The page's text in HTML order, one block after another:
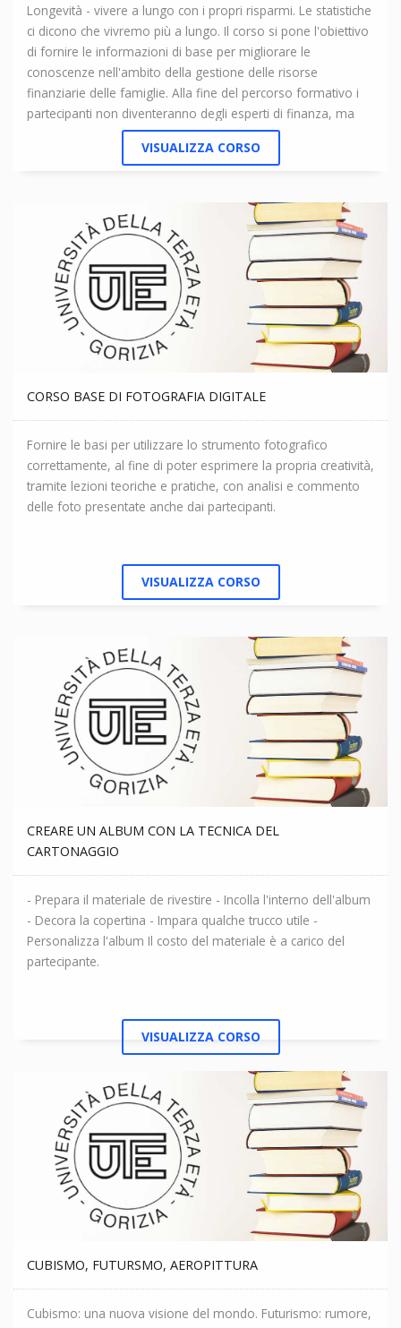
Longevità - vivere a lungo con i propri risparmi. Le statistiche
ci dicono che vivremo più a lungo. Il corso si pone l'obiettivo
di fornire le informazioni di base per migliorare le
conoscenze nell'ambito della gestione delle risorse
finanziarie delle famiglie. Alla fine del percorso formativo i
partecipanti non diventeranno degli esperti di finanza, ma
acquisiranno delle informazioni di immediato utilizzo pratico,
utili per tutelare i propri risparmi.
VISUALIZZA CORSO
CORSO BASE DI FOTOGRAFIA DIGITALE
Fornire le basi per utilizzare lo strumento fotografico
correttamente, al fine di poter esprimere la propria creatività,
tramite lezioni teoriche e pratiche, con analisi e commento
delle foto presentate anche dai partecipanti.
VISUALIZZA CORSO
CREARE UN ALBUM CON LA TECNICA DEL
CARTONAGGIO
- Prepara il materiale de rivestire - Incolla l'interno dell'album
- Decora la copertina - Impara qualche trucco utile -
Personalizza l'album Il costo del materiale è a carico del
partecipante.
VISUALIZZA CORSO
CUBISMO, FUTURSMO, AEROPITTURA
Cubismo: una nuova visione del mondo. Futurismo: rumore,